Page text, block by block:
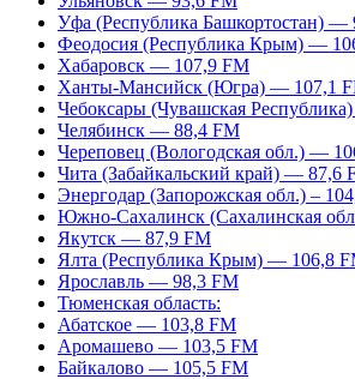
Уфа (Республика Башкортостан) —
Феодосия (Республика Крым) —
Хабаровск — 107,9 FM
Ханты-Мансийск (Югра) — 107,1
Чебоксары (Чувашская
Челябинск — 88,4 FM
Череповец (Вологодская обл.) —
Чита (Забайкальский край) — 87,6
Энергодар (Запорожская обл.) –
Южно-Сахалинск (Сахалинская
Якутск — 87,9 FM
Ялта (Республика Крым) — 106,8
Ярославль — 98,3 FM
Тюменская область:
Абатское — 103,8 FM
Аромашево — 103,5 FM
Байкалово — 105,5 FM